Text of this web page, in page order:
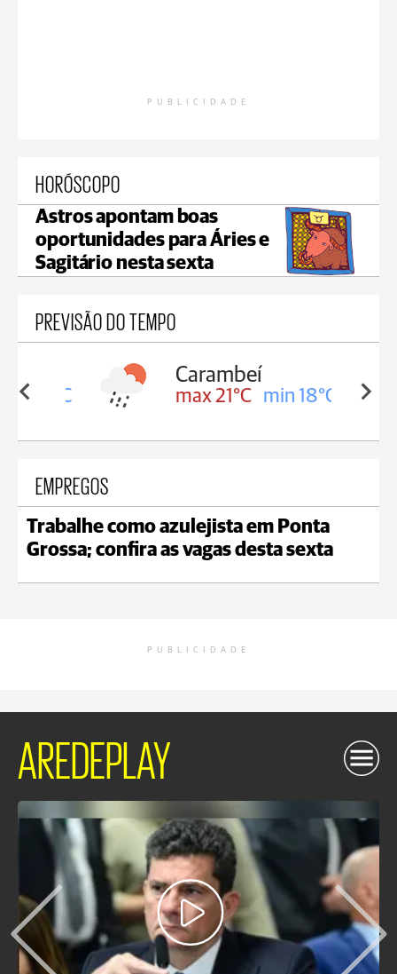
PUBLICIDADE
HORÓSCOPO
Astros apontam boas
oportunidades para Áries e
Sagitário nesta sexta
PREVISÃO DO TEMPO
18°C
Carambeí
max 21°C min 18°C
EMPREGOS
Trabalhe como azulejista em Ponta
Grossa; confira as vagas desta sexta
PUBLICIDADE
AREDEPLAY